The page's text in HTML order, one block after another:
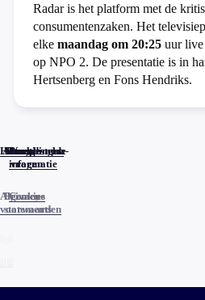
Radar is het platform met de
consumentenzaken. Het
elke maandag om 20:25 uur
op NPO 2. De presentatie is in
Hertsenberg en Fons Hendriks.
Home
Actueel
Uitzendingen
Reacties
Programma-
informatie
Veelgestelde
vragen
Algemene
voorwaarden
Privacy
statements
Cookies